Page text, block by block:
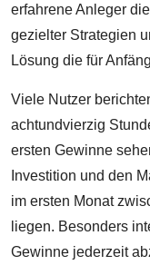
erfahrene Anleger
gezielter Strategien
Lösung die für
Viele Nutzer
achtundvierzig
ersten Gewinne
Investition und den
im ersten Monat
liegen. Besonders
Gewinne jederzeit